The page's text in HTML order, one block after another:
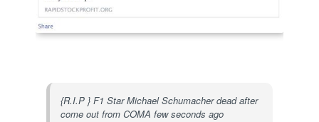
{R.I.P } F1 Star Michael Schumacher dead after
come out from COMA few seconds ago